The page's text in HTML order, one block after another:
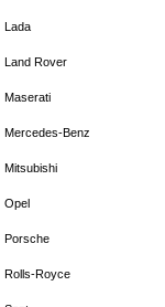
Lada
Land Rover
Maserati
Mercedes-Benz
Mitsubishi
Opel
Porsche
Rolls-Royce